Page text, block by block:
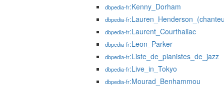
dbpedia-fr:Kenny_Dorham
dbpedia-fr
dbpedia-fr:Laurent_Courthaliac
dbpedia-fr:Leon_Parker
dbpedia-fr:Liste_de_pianistes_de_jazz
dbpedia-fr:Live_in_Tokyo
dbpedia-fr:Mourad_Benhammou